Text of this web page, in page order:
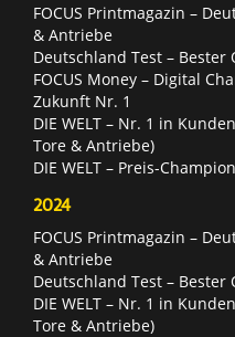
FOCUS Printmagazin –
& Antriebe
Deutschland Test – Bester
FOCUS Money – Digital
Zukunft Nr. 1
DIE WELT – Nr. 1 in
Tore & Antriebe)
DIE WELT – Preis-
2024
FOCUS Printmagazin –
& Antriebe
Deutschland Test – Bester
DIE WELT – Nr. 1 in
Tore & Antriebe)